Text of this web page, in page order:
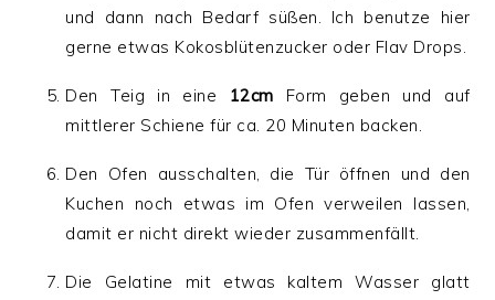
und dann nach Bedarf süßen. Ich benutze hier
gerne etwas Kokosblütenzucker oder Flav Drops.
Den Teig in eine 12cm Form geben und auf
mittlerer Schiene für ca. 20 Minuten backen.
Den Ofen ausschalten, die Tür öffnen und den
Kuchen noch etwas im Ofen verweilen lassen,
damit er nicht direkt wieder zusammenfällt.
Die Gelatine mit etwas kaltem Wasser glatt